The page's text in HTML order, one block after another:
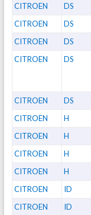
CITROEN DS
CITROEN DS
CITROEN DS
CITROEN DS
CITROEN DS
CITROEN H
CITROEN H
CITROEN H
CITROEN H
CITROEN ID
CITROEN ID